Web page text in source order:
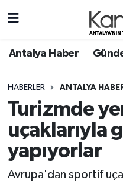
Antalya Haber
HABERLER ANTALYA
Turizmde
uçaklarıyla
yapıyorlar
Avrupa'dan sportif
Antalya Haber
Dünya
Eğitim
Hava Durumu
Trafik Durumu
Süper Lig Puan